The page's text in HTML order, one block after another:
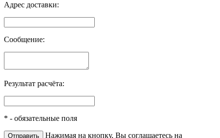
Адрес доставки:
Сообщение:
Результат расчёта:
* - обязательные поля
Нажимая на кнопку, Вы соглашаетесь на